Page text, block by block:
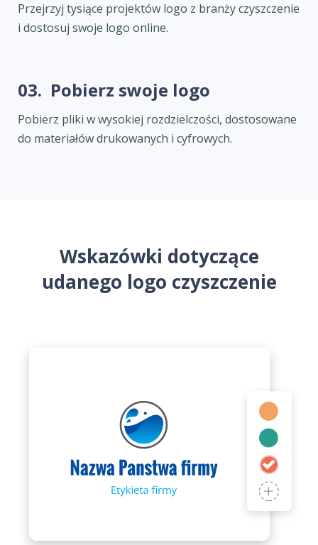
Przejrzyj tysiące projektów logo z branży czyszczenie
i dostosuj swoje logo online.
03. Pobierz swoje logo
Pobierz pliki w wysokiej rozdzielczości, dostosowane
do materiałów drukowanych i cyfrowych.
Wskazówki dotyczące
udanego logo czyszczenie